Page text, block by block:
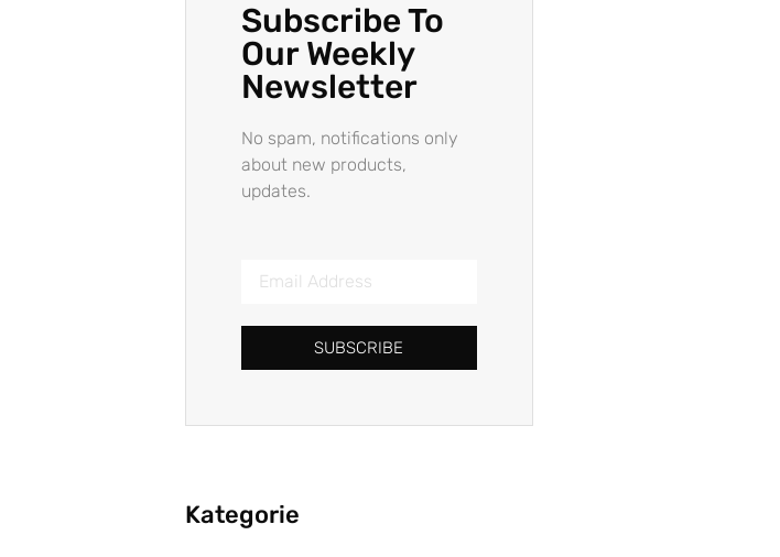
Subscribe To
Our Weekly
Newsletter
No spam, notifications only
about new products,
updates.
SUBSCRIBE
Kategorie